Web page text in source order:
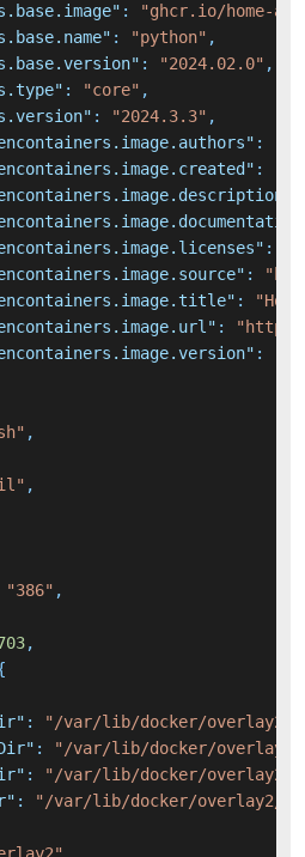
:
"ghcr.io/home-
: "python" ,
: "2024.02.0" ,
: "core" ,
: "2024.3.3" ,
:
:
:
:
:
:
:
,
,
"386" ,
,
:
"/var/lib/docker/overlay2/
:
"/var/lib/docker/overlay2/
:
"/var/lib/docker/overlay2/
:
"/var/lib/docker/overlay2/